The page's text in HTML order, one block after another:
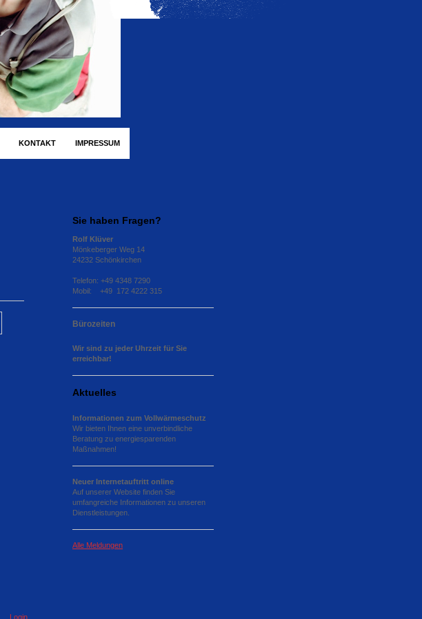
KONTAKT IMPRESSUM
Sie haben Fragen?
Rolf Klüver
Mönkeberger Weg 14
24232 Schönkirchen
Telefon: +49 4348 7290
Mobil: +49 172 4222 315
Bürozeiten
Wir sind zu jeder Uhrzeit für Sie
erreichbar!
Aktuelles
Informationen zum Vollwärmeschutz
Wir bieten Ihnen eine unverbindliche
Beratung zu energiesparenden
Maßnahmen!
Neuer Internetauftritt online
Auf unserer Website finden Sie
umfangreiche Informationen zu unseren
Dienstleistungen.
Alle Meldungen
Login